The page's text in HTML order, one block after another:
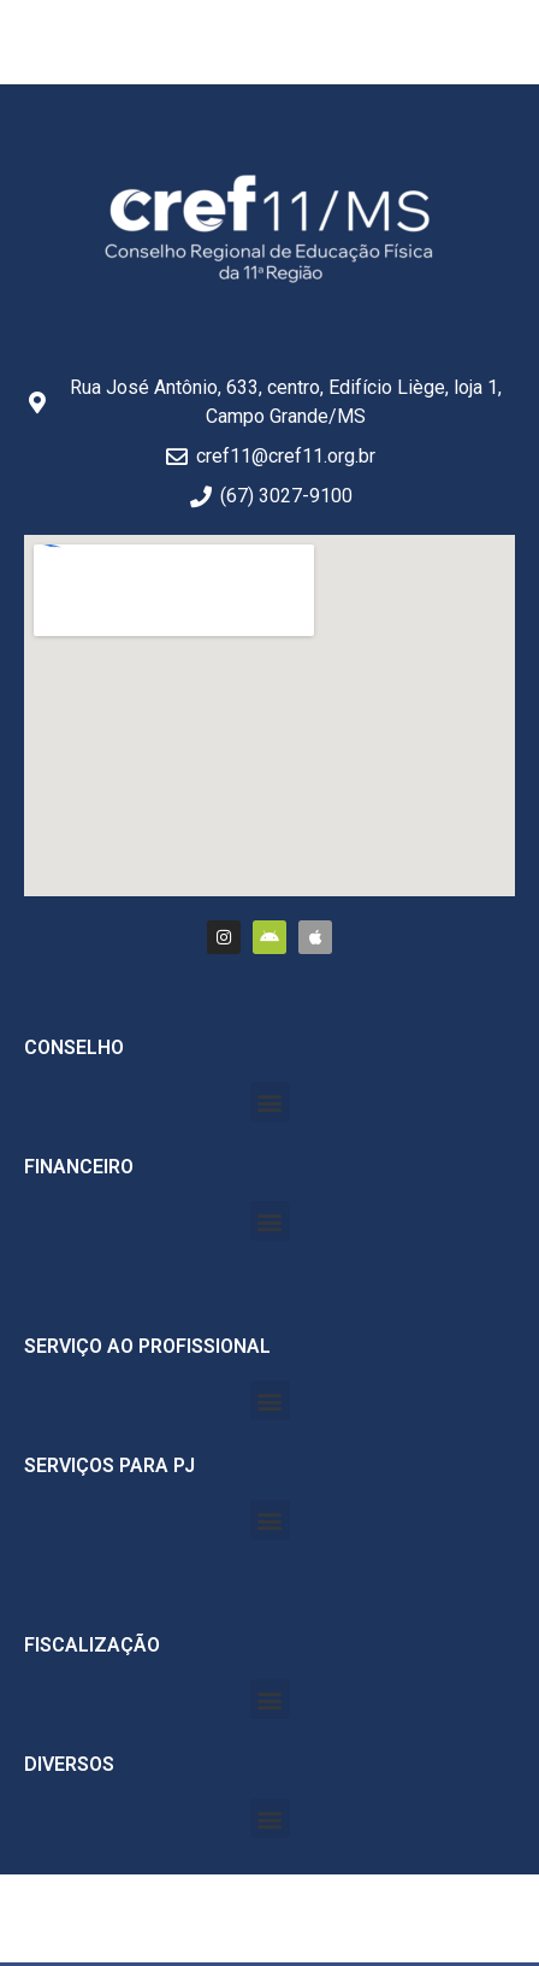
Rua José Antônio, 633, centro, Edifício Liège, loja 1,
Campo Grande/MS
cref11@cref11.org.br
(67) 3027-9100
CONSELHO
FINANCEIRO
SERVIÇO AO PROFISSIONAL
SERVIÇOS PARA PJ
FISCALIZAÇÃO
DIVERSOS